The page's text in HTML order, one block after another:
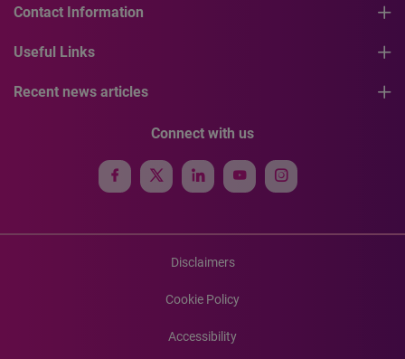
Contact Information
Useful Links
Recent news articles
Connect with us
Disclaimers
Cookie Policy
Accessibility